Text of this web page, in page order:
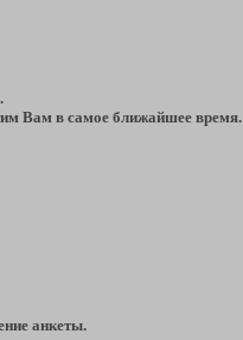
Вам в самое ближайшее время.
анкеты.